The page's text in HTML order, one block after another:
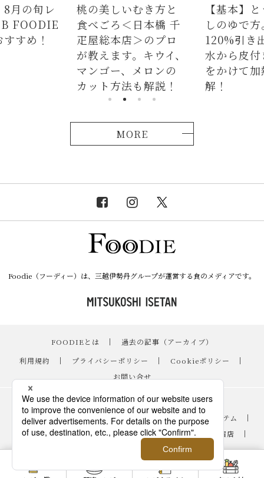
桃の美しいむき方と
食べごろ＜日本橋 千
疋屋総本店＞のプロ
が教えます。キウイ、
マンゴー、メロンの
カット方法も解説！
【基本】とうもろこ
しのゆで方。甘さを
120%引き出すには、
水から皮付き＆時間
をかけて加熱が正
解！
MORE
Foodie（フーディー）は、三越伊勢丹グループが運営する食のメディアです。
FOODIEとは ｜
過去の記事（アーカイブ）
｜
利用規約 ｜ プライバシーポリシー ｜ Cookieポリシー
｜
お問い合せ
レシピ ｜
スイーツ
｜
手土産・ギフト ｜ ニュース・イベント ｜ おすすめアイテム
｜
読み物・コラム
｜ バイヤーのイチオシ！ ｜ 伊勢丹新宿店
｜
｜ FOODIE占い